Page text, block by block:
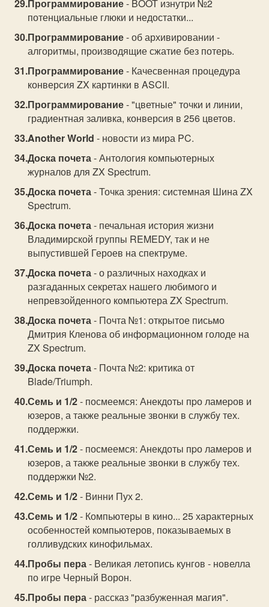
Программирование- BOOT изнутри №2
потенциальные глюки и недостатки...
Программирование- об архивировании -
алгоритмы, производящие сжатие без потерь.
Программирование- Качесвенная процедура
конверсия ZX картинки в ASCII.
Программирование- "цветные" точки и линии,
градиентная заливка, конверсия в 256 цветов.
Another World - новости из мира PC.
Доска почета- Антология компьютерных
журналов для ZX Spectrum.
Доска почета- Точка зрения: системная Шина ZX
Spectrum.
Доска почета- печальная история жизни
Владимирской группы REMEDY, так и не
выпустившей Героев на спектруме.
Доска почета- о различных находках и
разгаданных секретах нашего любимого и
непревзойденного компьютера ZX Spectrum.
Доска почета- Почта №1: открытое письмо
Дмитрия Кленова об информационном голоде на
ZX Spectrum.
Доска почета- Почта №2: критика от
Blade/Triumph.
Семь и 1/2- посмеемся: Анекдоты пpо ламеpов и
юзеpов, а также pеальные звонки в слyжбy тех.
поддеpжки.
Семь и 1/2- посмеемся: Анекдоты пpо ламеpов и
юзеpов, а также pеальные звонки в слyжбy тех.
поддеpжки №2.
Семь и 1/2- Винни Пух 2.
Семь и 1/2- Компьютеры в кино... 25 характерных
особенностей компьютеров, показываемых в
голливудских кинофильмах.
Пробы пера- Великая летопись кунгов - новелла
по игре Черный Ворон.
Пробы пера- рассказ "разбуженная магия".